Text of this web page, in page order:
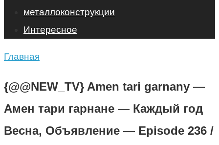
металлоконструкции
Интересное
Главная
{@@NEW_TV} Amen tari garnany —
Амен тари гарнане — Каждый год
Весна, Объявление — Episode 236 /